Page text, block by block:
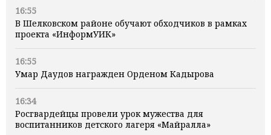
16:55
В Шелковском районе обучают обходчиков в рамках
проекта «ИнформУИК»
16:55
Умар Даудов награжден Орденом Кадырова
16:34
Росгвардейцы провели урок мужества для
воспитанников детского лагеря «Майралла»